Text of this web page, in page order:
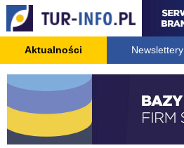
Aktualności Newslettery